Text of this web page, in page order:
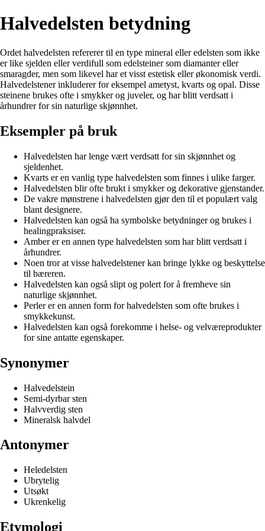
Halvedelsten betydning
Ordet halvedelsten refererer til en type mineral eller edelsten som ikke
er like sjelden eller verdifull som edelsteiner som diamanter eller
smaragder, men som likevel har et visst estetisk eller økonomisk verdi.
Halvedelstener inkluderer for eksempel ametyst, kvarts og opal. Disse
steinene brukes ofte i smykker og juveler, og har blitt verdsatt i
århundrer for sin naturlige skjønnhet.
Eksempler på bruk
Halvedelsten har lenge vært verdsatt for sin skjønnhet og
sjeldenhet.
Kvarts er en vanlig type halvedelsten som finnes i ulike farger.
Halvedelsten blir ofte brukt i smykker og dekorative gjenstander.
De vakre mønstrene i halvedelsten gjør den til et populært valg
blant designere.
Halvedelsten kan også ha symbolske betydninger og brukes i
healingpraksiser.
Amber er en annen type halvedelsten som har blitt verdsatt i
århundrer.
Noen tror at visse halvedelstener kan bringe lykke og beskyttelse
til bæreren.
Halvedelsten kan også slipt og polert for å fremheve sin
naturlige skjønnhet.
Perler er en annen form for halvedelsten som ofte brukes i
smykkekunst.
Halvedelsten kan også forekomme i helse- og velværeprodukter
for sine antatte egenskaper.
Synonymer
Halvedelstein
Semi-dyrbar sten
Halvverdig sten
Mineralsk halvdel
Antonymer
Heledelsten
Ubrytelig
Utsøkt
Ukrenkelig
Etymologi